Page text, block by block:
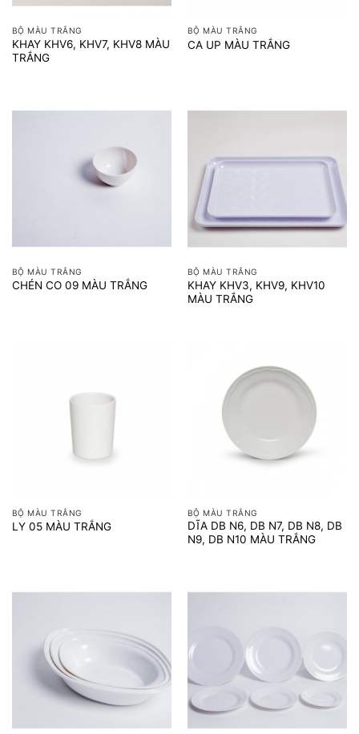
BỘ MÀU TRẮNG
KHAY KHV6, KHV7, KHV8 MÀU
TRẮNG
BỘ MÀU TRẮNG
CA UP MÀU TRẮNG
BỘ MÀU TRẮNG
CHÉN CO 09 MÀU TRẮNG
BỘ MÀU TRẮNG
KHAY KHV3, KHV9, KHV10
MÀU TRẮNG
BỘ MÀU TRẮNG
LY 05 MÀU TRẮNG
BỘ MÀU TRẮNG
DĨA DB N6, DB N7, DB N8, DB
N9, DB N10 MÀU TRẮNG